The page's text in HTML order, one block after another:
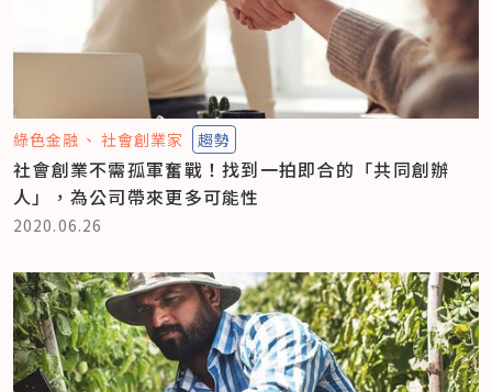
綠色金融 社會創業家 趨勢
社會創業不需孤軍奮戰！找到一拍即合的「共同創辦
人」，為公司帶來更多可能性
2020.06.26